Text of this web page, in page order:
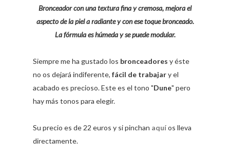
Bronceador con una textura fina y cremosa, mejora el
aspecto de la piel a radiante y con ese toque bronceado.
La fórmula es húmeda y se puede modular.
Siempre me ha gustado los bronceadores y éste
no os dejará indiferente, fácil de trabajary el
acabado es precioso. Este es el tono "Dune" pero
hay más tonos para elegir.
Su precio es de 22 euros y si pinchan aquíos lleva
directamente.